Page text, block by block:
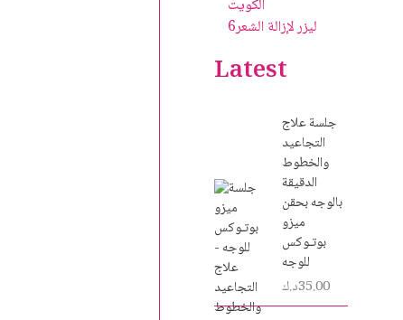
ليزر لإزالة الشعر6
Latest
جلسة علاج
التجاعيد
والخطوط
الدقيقة
بالوجه بحقن
ميزو
بوتـوكس
للوجه
35.00د.ك